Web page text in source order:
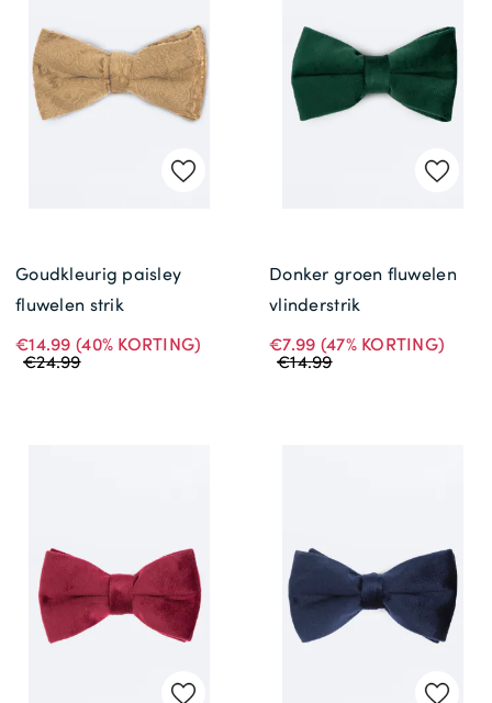
Gratis Levering *
Goudkleurig paisley
fluwelen strik
€14.99 (40% KORTING)
€24.99
Donker groen fluwelen
vlinderstrik
€7.99 (47% KORTING)
€14.99